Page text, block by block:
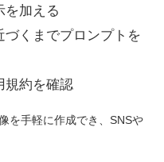
を加える
くまでプロンプトを
規約を確認
を手軽に作成でき、SNSや